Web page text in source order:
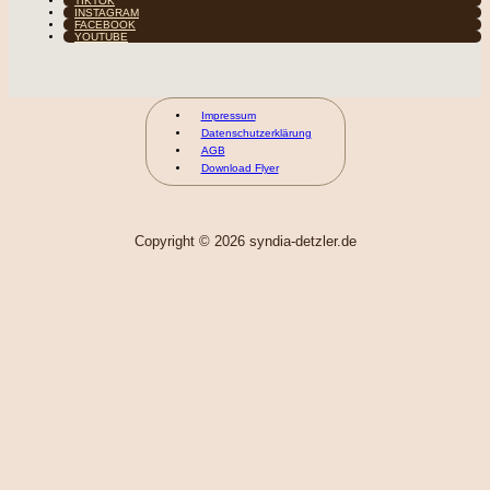
YOUTUBE
FACEBOOK
INSTAGRAM
Impressum
Datenschutzerklärung
AGB
Download Flyer
Copyright © 2026 syndia-detzler.de